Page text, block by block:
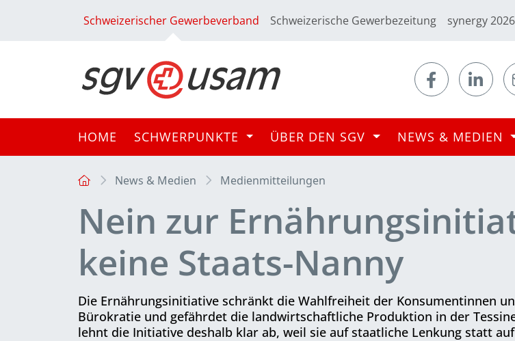
Schweizerischer Gewerbeverband Schweizerische Gewerbezeitung synergy 2026
HOME SCHWERPUNKTE ÜBER DEN SGV NEWS & MEDIEN
News & Medien Medienmitteilungen
Nein zur
keine Staats-Nanny
Die Ernährungsinitiative schränkt die Wahlfreiheit der Konsumentinnen
Bürokratie und gefährdet die landwirtschaftliche Produktion in der
lehnt die Initiative deshalb klar ab, weil sie auf staatliche Lenkung statt